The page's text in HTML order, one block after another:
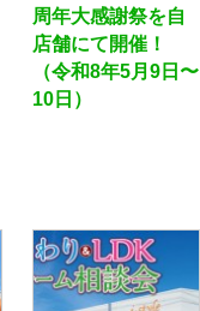
周年大感謝祭を自
店舗にて開催！
（令和8年5月9日〜
10日）